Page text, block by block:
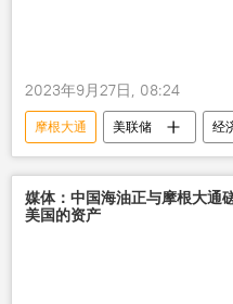
2023年9月27日, 08:24
摩根大通 美联储 经
加息
利率 全球
媒体：中国海油正与摩根大通
美国的资产